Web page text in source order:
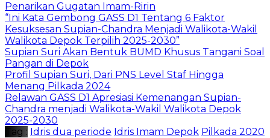
Penarikan Gugatan Imam-Ririn
“Ini Kata Gembong GASS D1 Tentang 6 Faktor
Kesuksesan Supian-Chandra Menjadi Walikota-Wakil
Walikota Depok Terpilih 2025-2030”
Supian Suri Akan Bentuk BUMD Khusus Tangani Soal
Pangan di Depok
Profil Supian Suri, Dari PNS Level Staf Hingga
Menang Pilkada 2024
Relawan GASS D1 Apresiasi Kemenangan Supian-
Chandra menjadi Walikota-Wakil Walikota Depok
2025-2030
Tag : Idris dua periode Idris Imam Depok Pilkada 2020